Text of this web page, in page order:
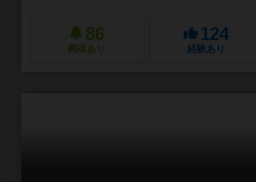
86
興味あり
124
経験あり